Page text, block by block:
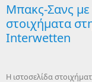
Μπακς-Σανς
στοιχήματα
Interwetten
Η ιστοσελίδα